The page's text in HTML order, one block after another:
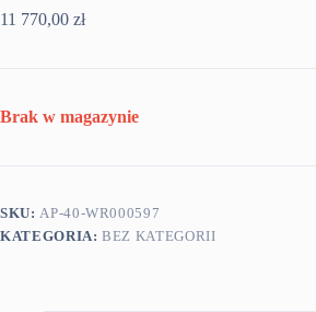
11 770,00 zł
Brak w magazynie
SKU: AP-40-WR000597
KATEGORIA:BEZ KATEGORII